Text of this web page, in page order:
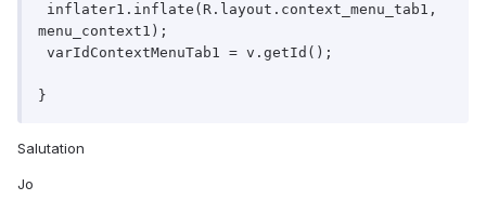
menu_context1);
Salutation
Jo